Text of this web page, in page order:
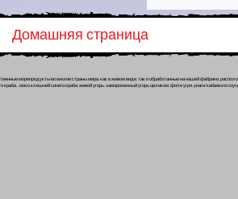
Домашняя страница
морепродукты во многие страны мира, как в живом виде, так и обработанные на нашей фабрике,
краба. , мясо клешней синего краба, живой угорь, замороженный угорь целиком, филе угря, унаги/кабаяки в